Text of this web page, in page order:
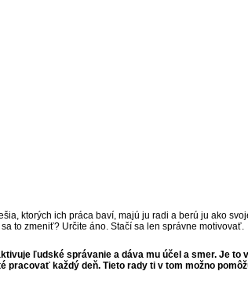
ktorých ich práca baví, majú ju radi a berú ju ako
to zmeniť? Určite áno. Stačí sa len správne motivovať.
ľudské správanie a dáva mu účel a smer. Je
pracovať každý deň. Tieto rady ti v tom možno